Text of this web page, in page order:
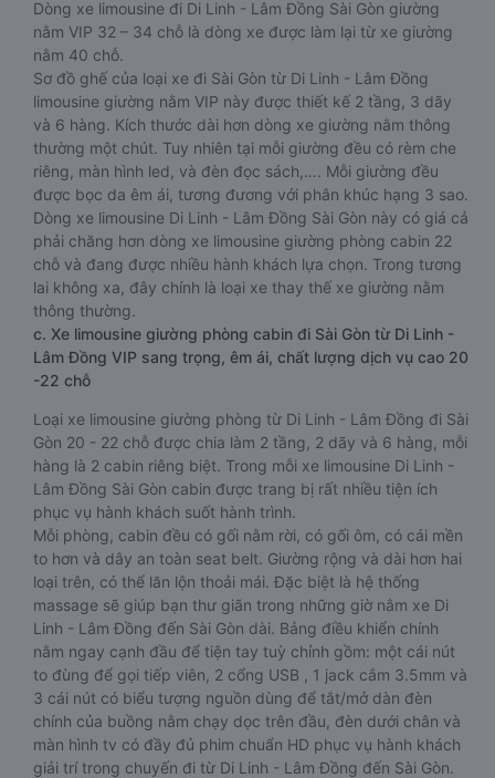
Dòng xe limousine đi Di Linh - Lâm Đồng Sài Gòn giường
nằm VIP 32 – 34 chỗ là dòng xe được làm lại từ xe giường
nằm 40 chỗ.
Sơ đồ ghế của loại xe đi Sài Gòn từ Di Linh - Lâm Đồng
limousine giường nằm VIP này được thiết kế 2 tầng, 3 dãy
và 6 hàng. Kích thước dài hơn dòng xe giường nằm thông
thường một chút. Tuy nhiên tại mỗi giường đều có rèm che
riêng, màn hình led, và đèn đọc sách,…. Mỗi giường đều
được bọc da êm ái, tương đương với phân khúc hạng 3 sao.
Dòng xe limousine Di Linh - Lâm Đồng Sài Gòn này có giá cả
phải chăng hơn dòng xe limousine giường phòng cabin 22
chỗ và đang được nhiều hành khách lựa chọn. Trong tương
lai không xa, đây chính là loại xe thay thế xe giường nằm
thông thường.
c. Xe limousine giường phòng cabin đi Sài Gòn từ Di Linh -
Lâm Đồng VIP sang trọng, êm ái, chất lượng dịch vụ cao 20
-22 chỗ
Loại xe limousine giường phòng từ Di Linh - Lâm Đồng đi Sài
Gòn 20 - 22 chỗ được chia làm 2 tầng, 2 dãy và 6 hàng, mỗi
hàng là 2 cabin riêng biệt. Trong mỗi xe limousine Di Linh -
Lâm Đồng Sài Gòn cabin được trang bị rất nhiều tiện ích
phục vụ hành khách suốt hành trình.
Mỗi phòng, cabin đều có gối nằm rời, có gối ôm, có cái mền
to hơn và dây an toàn seat belt. Giường rộng và dài hơn hai
loại trên, có thể lăn lộn thoải mái. Đặc biệt là hệ thống
massage sẽ giúp bạn thư giãn trong những giờ nằm xe Di
Linh - Lâm Đồng đến Sài Gòn dài. Bảng điều khiển chính
nằm ngay cạnh đầu để tiện tay tuỳ chỉnh gồm: một cái nút
to đùng để gọi tiếp viên, 2 cổng USB , 1 jack cắm 3.5mm và
3 cái nút có biểu tượng nguồn dùng để tắt/mở dàn đèn
chính của buồng nằm chạy dọc trên đầu, đèn dưới chân và
màn hình tv có đầy đủ phim chuẩn HD phục vụ hành khách
giải trí trong chuyến đi từ Di Linh - Lâm Đồng đến Sài Gòn.